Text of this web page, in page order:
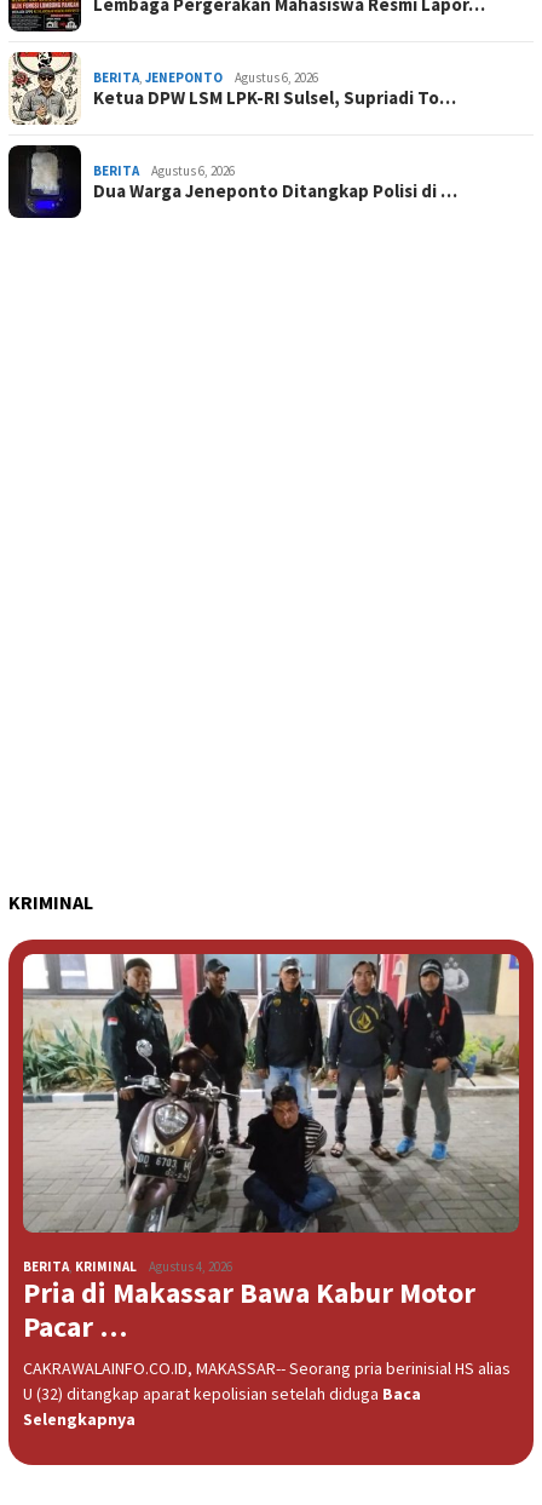
Lembaga Pergerakan Mahasiswa Resmi Lapor…
BERITA, JENEPONTO Agustus 6, 2026
Ketua DPW LSM LPK-RI Sulsel, Supriadi To…
BERITA Agustus 6, 2026
Dua Warga Jeneponto Ditangkap Polisi di …
KRIMINAL
BERITA KRIMINAL Agustus 4, 2026
Pria di Makassar Bawa Kabur Motor
Pacar …
CAKRAWALAINFO.CO.ID, MAKASSAR-- Seorang pria berinisial HS alias
U (32) ditangkap aparat kepolisian setelah diduga Baca
Selengkapnya